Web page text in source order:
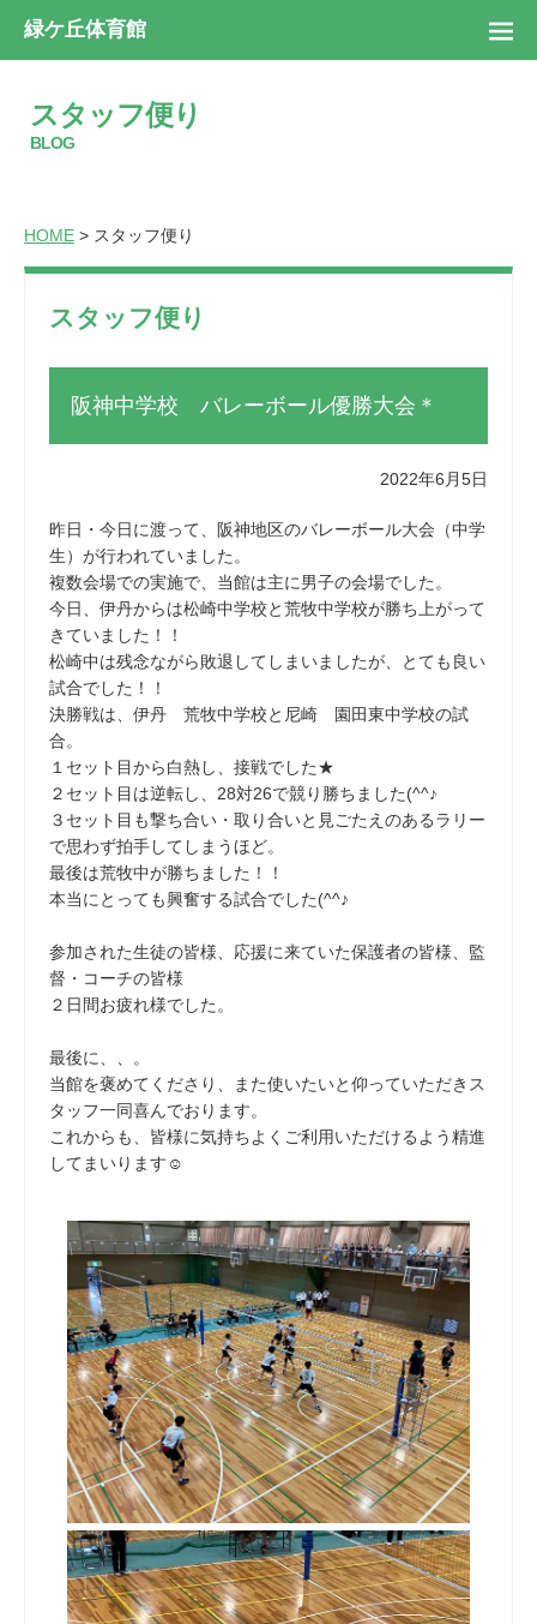
緑ケ丘体育館
スタッフ便り
BLOG
HOME > スタッフ便り
スタッフ便り
阪神中学校 バレーボール優勝大会＊
2022年6月5日
昨日・今日に渡って、阪神地区のバレーボール大会（中学
生）が行われていました。
複数会場での実施で、当館は主に男子の会場でした。
今日、伊丹からは松崎中学校と荒牧中学校が勝ち上がって
きていました！！
松崎中は残念ながら敗退してしまいましたが、とても良い
試合でした！！
決勝戦は、伊丹 荒牧中学校と尼崎 園田東中学校の試
合。
１セット目から白熱し、接戦でした★
２セット目は逆転し、28対26で競り勝ちました(^^♪
３セット目も撃ち合い・取り合いと見ごたえのあるラリー
で思わず拍手してしまうほど。
最後は荒牧中が勝ちました！！
本当にとっても興奮する試合でした(^^♪
参加された生徒の皆様、応援に来ていた保護者の皆様、監
督・コーチの皆様
２日間お疲れ様でした。
最後に、、。
当館を褒めてくださり、また使いたいと仰っていただきス
タッフ一同喜んでおります。
これからも、皆様に気持ちよくご利用いただけるよう精進
してまいります☺